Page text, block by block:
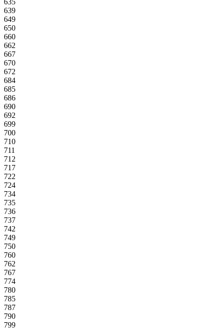
635
639
649
650
660
662
667
670
672
684
685
686
690
692
699
700
710
711
712
717
722
724
734
735
736
737
742
749
750
760
762
767
774
780
785
787
790
799